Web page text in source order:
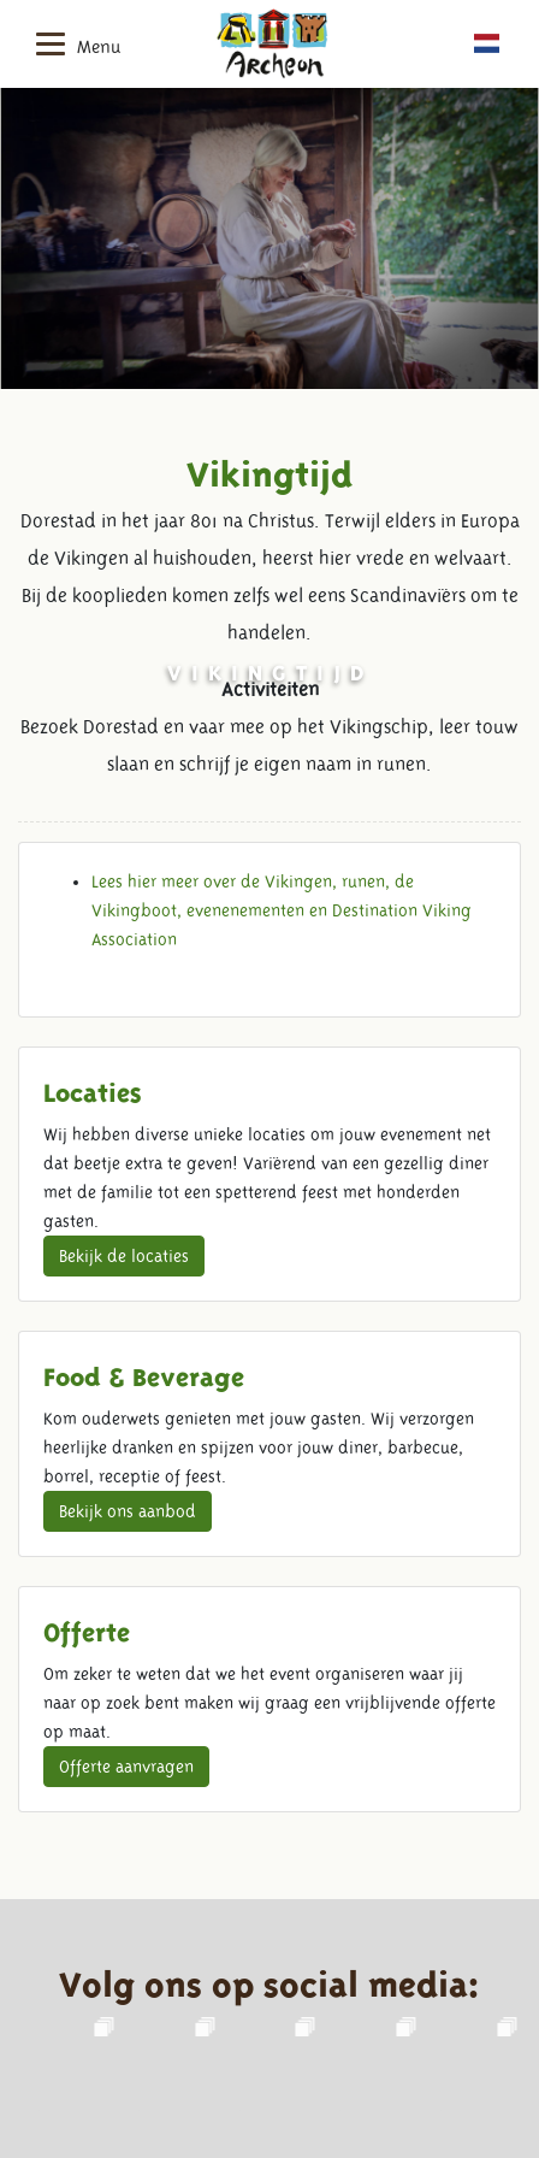
Menu
VIKINGTIJD
Vikingtijd
Dorestad in het jaar 801 na Christus. Terwijl elders in Europa
de Vikingen al huishouden, heerst hier vrede en welvaart.
Bij de kooplieden komen zelfs wel eens Scandinaviërs om te
handelen.
Activiteiten
Bezoek Dorestad en vaar mee op het Vikingschip, leer touw
slaan en schrijf je eigen naam in runen.
Lees hier meer over de Vikingen, runen, de
Vikingboot, evenenementen en Destination Viking
Association
Locaties
Wij hebben diverse unieke locaties om jouw evenement net
dat beetje extra te geven! Variërend van een gezellig diner
met de familie tot een spetterend feest met honderden
gasten.
Bekijk de locaties
Food & Beverage
Kom ouderwets genieten met jouw gasten. Wij verzorgen
heerlijke dranken en spijzen voor jouw diner, barbecue,
borrel, receptie of feest.
Bekijk ons aanbod
Offerte
Om zeker te weten dat we het event organiseren waar jij
naar op zoek bent maken wij graag een vrijblijvende offerte
op maat.
Offerte aanvragen
Volg ons op social media: